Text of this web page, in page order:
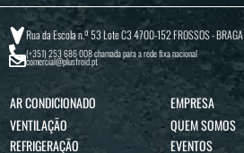
Rua da Escola n.º 53 Lote C3 4700-152 FROSSOS - BRAGA
(+351) 253 686 008chamada para a rede fixa nacional
comercial@plusfroid.pt
AR CONDICIONADO
VENTILAÇÃO
REFRIGERAÇÃO
EMPRESA
QUEM SOMOS
EVENTOS